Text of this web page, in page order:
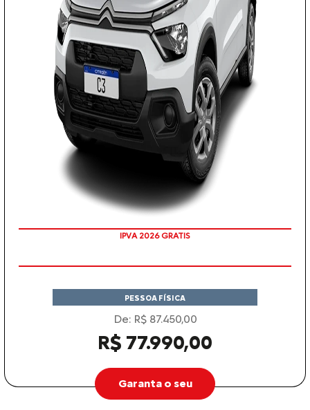
IPVA 2026 GRATIS
PESSOA FÍSICA
De: R$ 87.450,00
R$ 77.990,00
Garanta o seu